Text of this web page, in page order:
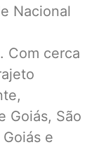
Nacional
Com cerca
Goiás, São
e